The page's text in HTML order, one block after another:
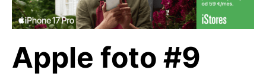
Apple foto #9